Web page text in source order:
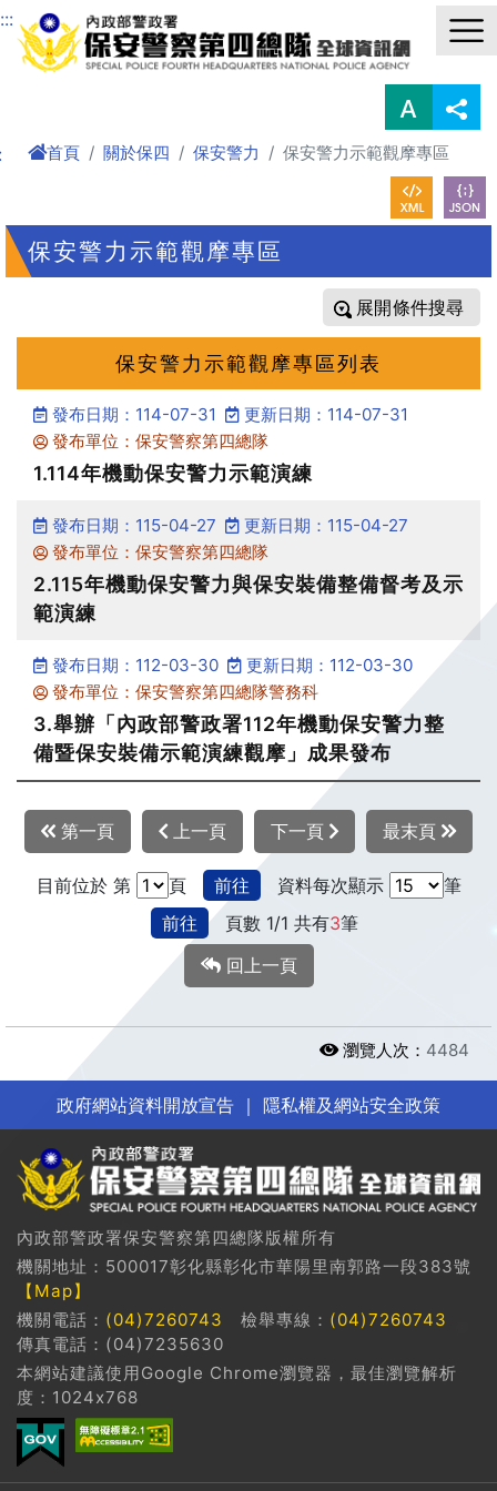
進入內容區塊
:::
首頁 關於保四 保安警力 保安警力示範觀摩專區
保安警力示範觀摩專區
條件搜尋
保安警力示範觀摩專區列表
發布日期：114-07-31
更新日期：114-07-31
發布單位：保安警察第四總隊
1.114年機動保安警力示範演練
發布日期：115-04-27
更新日期：115-04-27
發布單位：保安警察第四總隊
2.115年機動保安警力與保安裝備整備督考及示
範演練
發布日期：112-03-30
更新日期：112-03-30
發布單位：保安警察第四總隊警務科
3.舉辦「內政部警政署112年機動保安警力整
備暨保安裝備示範演練觀摩」成果發布
第一頁 上一頁 下一頁 最末頁
目前位於 第 頁 前往 資料每次顯示
筆
前往
頁數 1/1 共有3筆
回上一頁
瀏覽人次： 4484
政府網站資料開放宣告 ｜ 隱私權及網站安全政策
內政部警政署保安警察第四總隊版權所有
機關地址：500017彰化縣彰化市華陽里南郭路一段383號
【Map】
機關電話： (04)7260743 檢舉專線： (04)7260743
傳真電話：(04)7235630
本網站建議使用Google Chrome瀏覽器，最佳瀏覽解析
度：1024x768